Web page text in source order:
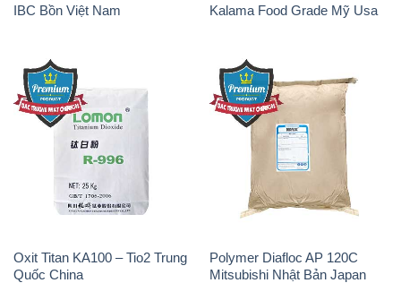
IBC Bồn Việt Nam
Kalama Food Grade Mỹ Usa
Oxit Titan KA100 – Tio2 Trung
Quốc China
Polymer Diafloc AP 120C
Mitsubishi Nhật Bản Japan